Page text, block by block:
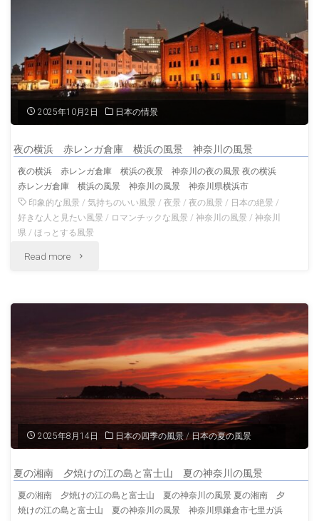
景
神
奈
の
風
景 "
浜
赤
ガ
倉
庫
景
浜
神
奈
川
の
風
2025年10月2日 日本の情景
夜の横浜 赤レンガ倉庫 横浜の風景 神奈川の風景
夜の横浜 赤レンガ倉庫 横浜の夜景 神奈川の夜の風景 夜の横浜
赤レンガ倉庫 横浜の風景 神奈川の風景 神奈川県横浜市
印象的な風景 /気持ちのいい風景 /夜景 /夜の風景 / 日本の絶景 /
好きな人と見たい風景 / ロマンチックな風景 /神奈川の風景 /神奈川
県 /ほっとする風景
Read more "夜
赤
レ
ン
倉
庫
2025年8月14日 日本の四季の風景 / 日本の夏の風景
夏の湘南 夕焼けの江の島と富士山 夏の神奈川の風景
夏の湘南 夕焼けの江の島と富士山 夏の神奈川の風景 夏の湘南 夕
焼けの江の島と富士山 夏の神奈川の風景 神奈川県鎌倉市七里ガ浜